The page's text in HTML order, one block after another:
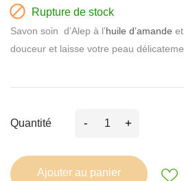

Rupture de stock
Savon soin d’Alep à l’huile d’amande
douceur et laisse votre peau
Quantité - +
Ajouter au panier